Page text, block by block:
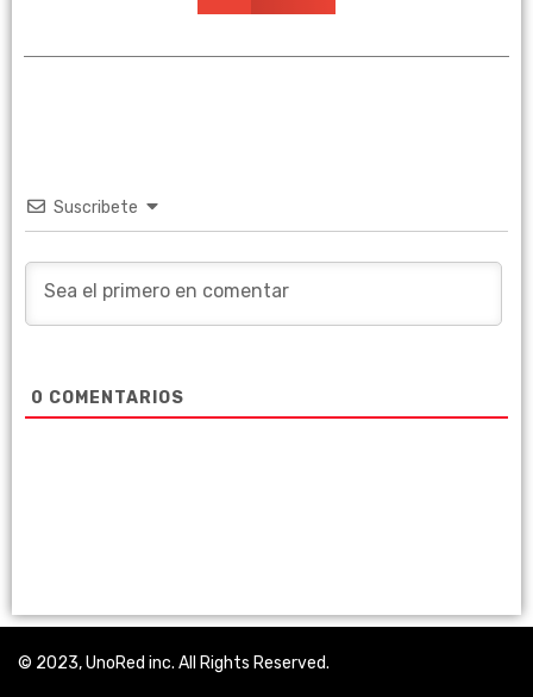
Suscribete
0 COMENTARIOS
© 2023, UnoRed inc. All Rights Reserved.